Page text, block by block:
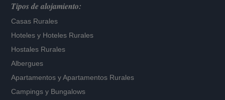
Tipos de alojamiento:
Casas Rurales
Hoteles y Hoteles Rurales
Hostales Rurales
Albergues
Apartamentos yApartamentos Rurales
Campings y Bungalows